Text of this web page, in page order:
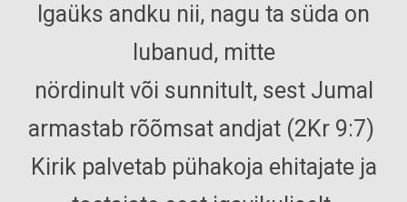
Igaüks andku nii, nagu ta süda on
lubanud, mitte
nördinult või sunnitult, sest Jumal
armastab rõõmsat andjat (2Kr 9:7)
Kirik palvetab pühakoja ehitajate ja